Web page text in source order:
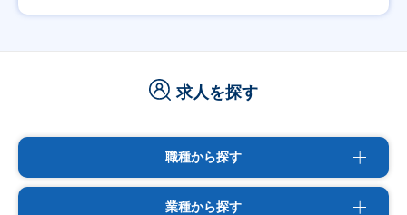
求人を探す
職種から探す
業種から探す